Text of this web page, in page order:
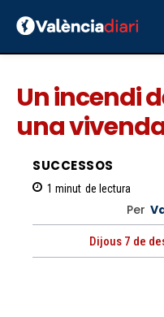
Un incendi
una
SUCCESSOS
1 minut de lectura
Per
Dijous 7 de